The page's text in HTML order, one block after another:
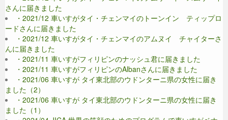
さんに届きました
・2021/12 車いすがタイ・チェンマイのトーンイン ティップロ
ードさんに届きました
・2021/12 車いすがタイ・チェンマイのアムヌイ チャイターさ
んに届きました
・2021/11 車いすがフィリピンのナッシュ君に届きました
・2021/11 車いすがフィリピンのAlbanさんに届きました
・2021/06 車いすが タイ東北部のウドンターニ県の女性に届き
ました（2）
・2021/06 車いすが タイ東北部のウドンターニ県の女性に届き
ました（1）